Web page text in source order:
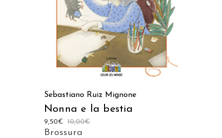
Sebastiano Ruiz Mignone
Nonna e la bestia
10,00€
9,50€
Brossura